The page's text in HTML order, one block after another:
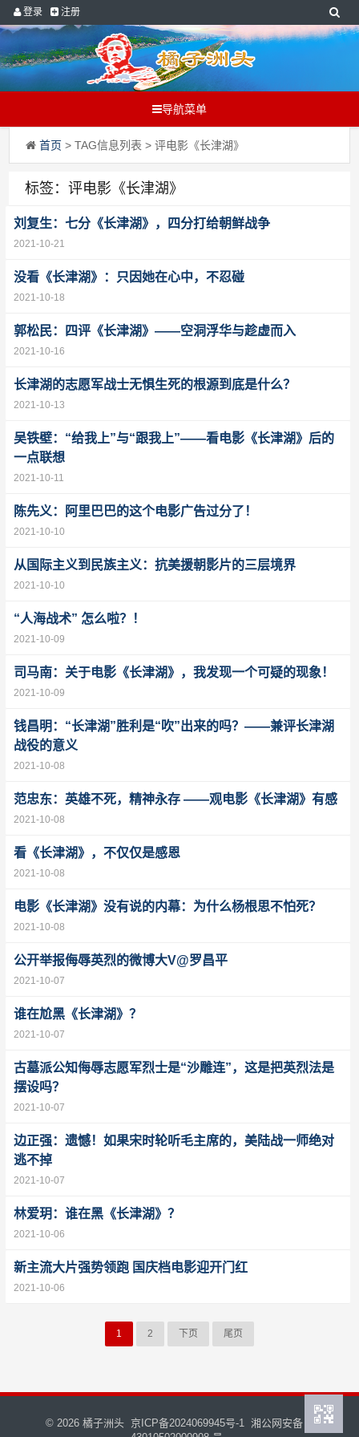
登录 注册
导航菜单
首页 > TAG信息列表 > 评电影《长津湖》
标签：评电影《长津湖》
刘复生：七分《长津湖》，四分打给朝鲜战争
2021-10-21
没看《长津湖》：只因她在心中，不忍碰
2021-10-18
​郭松民：四评《长津湖》——空洞浮华与趁虚而入
2021-10-16
长津湖的志愿军战士无惧生死的根源到底是什么？
2021-10-13
吴铁壁：“给我上”与“跟我上”——看电影《长津湖》后的
一点联想
2021-10-11
陈先义：阿里巴巴的这个电影广告过分了！
2021-10-10
从国际主义到民族主义：抗美援朝影片的三层境界
2021-10-10
“人海战术” 怎么啦？！
2021-10-09
司马南：关于电影《长津湖》，我发现一个可疑的现象！
2021-10-09
钱昌明：“长津湖”胜利是“吹”出来的吗？​——兼评长津湖
战役的意义
2021-10-08
范忠东：英雄不死，精神永存 ——观电影《长津湖》有感
2021-10-08
看《长津湖》，不仅仅是感恩
2021-10-08
电影《长津湖》没有说的内幕：为什么杨根思不怕死？
2021-10-08
公开举报侮辱英烈的微博大V@罗昌平
2021-10-07
谁在尬黑《长津湖》？
2021-10-07
古墓派公知侮辱志愿军烈士是“沙雕连”，这是把英烈法是
摆设吗？
2021-10-07
边正强：遗憾！如果宋时轮听毛主席的，美陆战一师绝对
逃不掉
2021-10-07
林爱玥：谁在黑《长津湖》？
2021-10-06
新主流大片强势领跑 国庆档电影迎开门红
2021-10-06
1 2 下页 尾页
© 2026 橘子洲头 京ICP备2024069945号-1 湘公网安备：